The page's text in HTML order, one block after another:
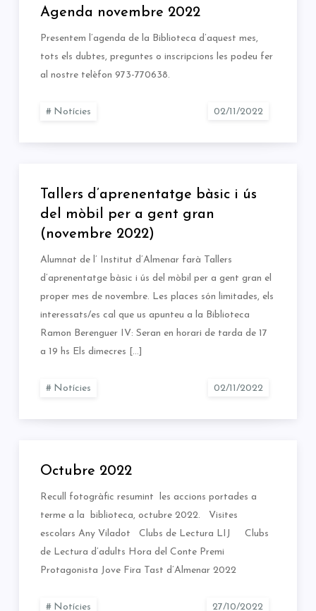
Agenda novembre 2022
Presentem l’agenda de la Biblioteca d’aquest mes,
tots els dubtes, preguntes o inscripcions les podeu fer
al nostre telèfon 973-770638.
Notícies
Tallers d’aprenentatge bàsic i ús
del mòbil per a gent gran
(novembre 2022)
Alumnat de l’ Institut d’Almenar farà Tallers
d’aprenentatge bàsic i ús del mòbil per a gent gran el
proper mes de novembre. Les places són limitades, els
interessats/es cal que us apunteu a la Biblioteca
Ramon Berenguer IV: Seran en horari de tarda de 17
a 19 hs Els dimecres […]
Notícies
Octubre 2022
Recull fotogràfic resumint les accions portades a
terme a la biblioteca, octubre 2022. Visites
escolars Any Viladot Clubs de Lectura LIJ Clubs
de Lectura d’adults Hora del Conte Premi
Protagonista Jove Fira Tast d’Almenar 2022
Notícies